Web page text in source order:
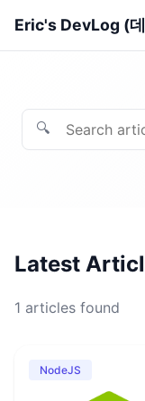
Eric's DevLog (
🔍
Latest
1 articles found
NodeJS